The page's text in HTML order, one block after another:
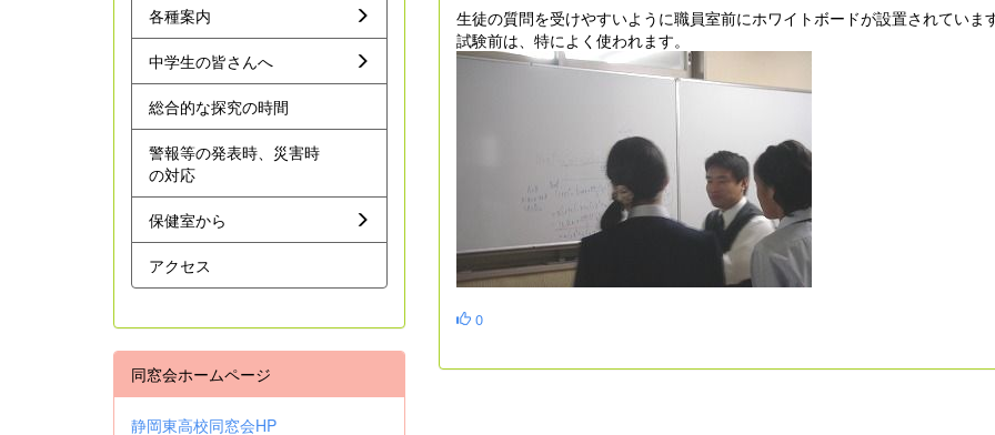
生徒の質問を受けやすいように職員室前にホワイトボードが設置されていま
試験前は、特によく使われます。
0
各種案内
中学生の皆さんへ
総合的な探究の時間
警報等の発表時、災害時
の対応
保健室から
アクセス
同窓会ホームページ
静岡東高校同窓会HP